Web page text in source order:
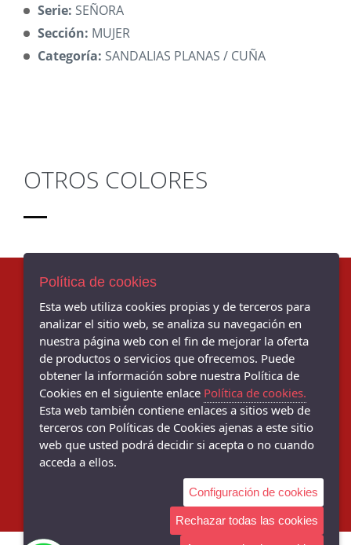
Serie: SEÑORA
Sección: MUJER
Categoría: SANDALIAS PLANAS / CUÑA
OTROS COLORES
AVISO LEGAL
POLÍTICA DE COOKIES
ENVÍOS Y DEVOLUCIONES
TIENDA EN BAMI - C/ Torcuato Luca de Tena, 32, Sevilla - 41013
(Sevilla)
954 629150
TIENDA EN BERMEJALES - Av. De Grecia, 27, Sevilla - 41012 (Sevilla)
954 096232
Política de cookies
Esta web utiliza cookies propias y de terceros para
analizar el sitio web, se analiza su navegación en
nuestra página web con el fin de mejorar la oferta
de productos o servicios que ofrecemos. Puede
obtener la información sobre nuestra Política de
Cookies en el siguiente enlace Política de cookies.
Esta web también contiene enlaces a sitios web de
terceros con Políticas de Cookies ajenas a este sitio
web que usted podrá decidir si acepta o no cuando
acceda a ellos.
Configuración de cookies
Rechazar todas las cookies